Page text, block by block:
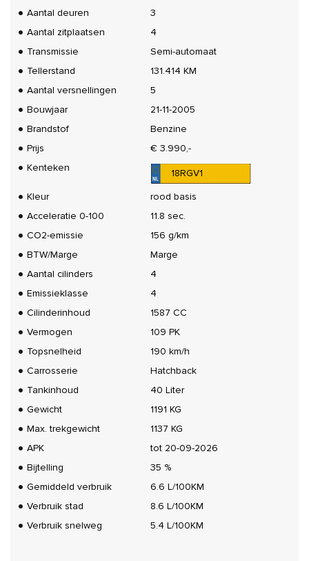
Aantal deuren
3
Aantal zitplaatsen
4
Transmissie
Semi-automaat
Tellerstand
131.414 KM
Aantal versnellingen
5
Bouwjaar
21-11-2005
Brandstof
Benzine
Prijs
€ 3.990,-
Kenteken
18RGV1
Kleur
rood basis
Acceleratie 0-100
11.8 sec.
CO2-emissie
156 g/km
BTW/Marge
Marge
Aantal cilinders
4
Emissieklasse
4
Cilinderinhoud
1587 CC
Vermogen
109 PK
Topsnelheid
190 km/h
Carrosserie
Hatchback
Tankinhoud
40 Liter
Gewicht
1191 KG
Max. trekgewicht
1137 KG
APK
tot 20-09-2026
Bijtelling
35 %
Gemiddeld verbruik
6.6 L/100KM
Verbruik stad
8.6 L/100KM
Verbruik snelweg
5.4 L/100KM